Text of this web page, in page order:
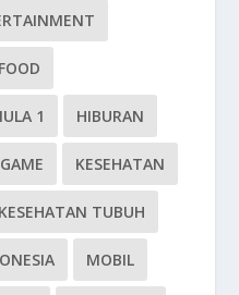
FOOD
1 HIBURAN
KESEHATAN
KESEHATAN TUBUH
MOBIL